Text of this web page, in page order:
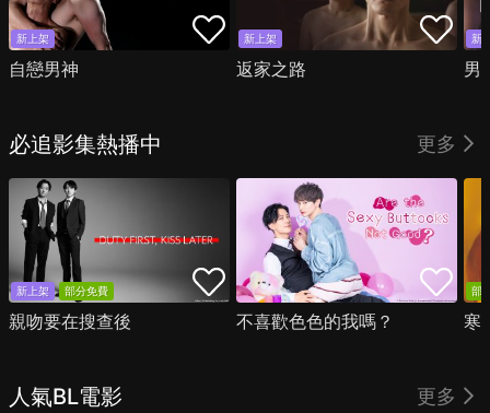
新上架
自戀男神
新上架
返家之路
新
男
必追影集熱播中 更多
新上架 部分免費
親吻要在搜查後 不喜歡色色的我嗎？
部
寒
人氣BL電影 更多